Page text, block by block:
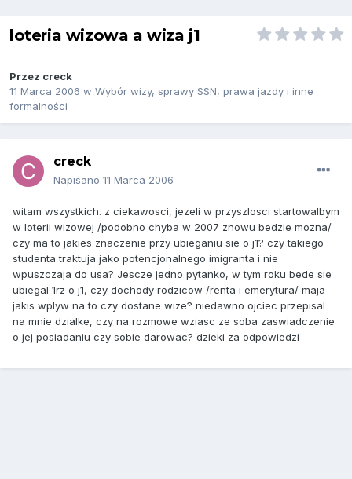
loteria wizowa a wiza j1
Przez creck
11 Marca 2006 w Wybór wizy, sprawy SSN, prawa jazdy i inne
formalności
creck
Napisano 11 Marca 2006
witam wszystkich. z ciekawosci, jezeli w przyszlosci startowalbym
w loterii wizowej /podobno chyba w 2007 znowu bedzie mozna/
czy ma to jakies znaczenie przy ubieganiu sie o j1? czy takiego
studenta traktuja jako potencjonalnego imigranta i nie
wpuszczaja do usa? Jescze jedno pytanko, w tym roku bede sie
ubiegal 1rz o j1, czy dochody rodzicow /renta i emerytura/ maja
jakis wplyw na to czy dostane wize? niedawno ojciec przepisal
na mnie dzialke, czy na rozmowe wziasc ze soba zaswiadczenie
o jej posiadaniu czy sobie darowac? dzieki za odpowiedzi